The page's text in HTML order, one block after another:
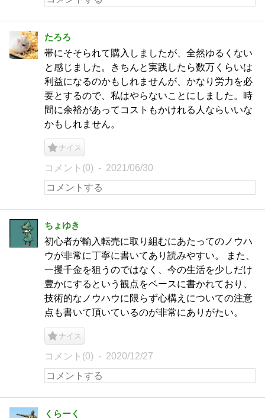
たろろ
帯にそそられて購入しましたが、全然ゆるくない
と感じました。きちんと実践したら数万くらいは
利益になるのかもしれませんが、かなり労力を必
要とするので、私はやらないことにしました。時
間に余裕があってコストもかけれる人ならいいな
かもしれません。
ナイス
コメント(0) 2021/06/30
ちょゆき
初心者が輸入転売に取り組むにあたってのノウハ
ウが非常に丁寧に書いてあり読みやすい。 また、
一攫千金を狙うのではなく、今の生活を少しだけ
豊かにするという観点をベースに書かれており、
技術的なノウハウに限らず心構えについての注意
点も書いて頂いているのが非常にありがたい。
ナイス
コメント(0) 2020/12/27
くらーく